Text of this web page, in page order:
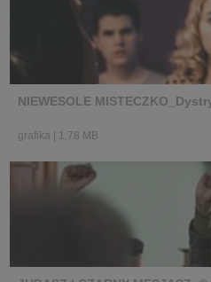
NIEWESOLE
grafika 1,78 MB